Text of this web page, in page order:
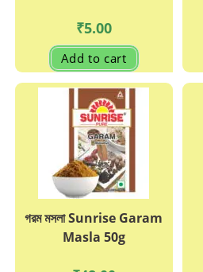
₹5.00
Add to cart
গরম মসলা Sunrise Garam
Masla 50g